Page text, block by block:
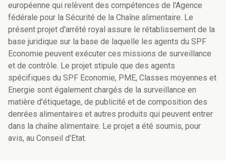
européenne qui relèvent des compétences de l'Agence
fédérale pour la Sécurité de la Chaîne alimentaire. Le
présent projet d'arrêté royal assure le rétablissement de la
base juridique sur la base de laquelle les agents du SPF
Economie peuvent exécuter ces missions de surveillance
et de contrôle. Le projet stipule que des agents
spécifiques du SPF Economie, PME, Classes moyennes et
Energie sont également chargés de la surveillance en
matière d'étiquetage, de publicité et de composition des
denrées alimentaires et autres produits qui peuvent entrer
dans la chaîne alimentaire. Le projet a été soumis, pour
avis, au Conseil d'Etat.